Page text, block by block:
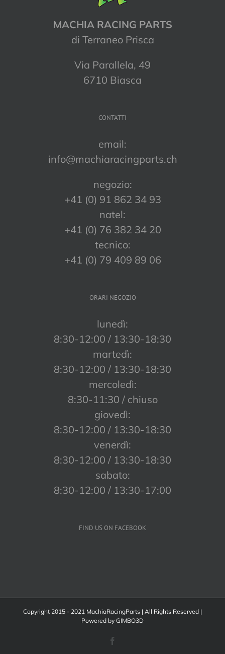
MACHIA RACING PARTS
di Terraneo Prisca
Via Parallela, 49
6710 Biasca
CONTATTI
email:
info@machiaracingparts.ch
negozio:
+41 (0) 91 862 34 93
natel:
+41 (0) 76 382 34 20
tecnico:
+41 (0) 79 409 89 06
ORARI NEGOZIO
lunedì:
8:30-12:00 / 13:30-18:30
martedì:
8:30-12:00 / 13:30-18:30
mercoledì:
8:30-11:30 / chiuso
giovedì:
8:30-12:00 / 13:30-18:30
venerdì:
8:30-12:00 / 13:30-18:30
sabato:
8:30-12:00 / 13:30-17:00
FIND US ON FACEBOOK
Copyright 2015 - 2021 MachiaRacingParts | All Rights Reserved |
Powered by GIMBO3D